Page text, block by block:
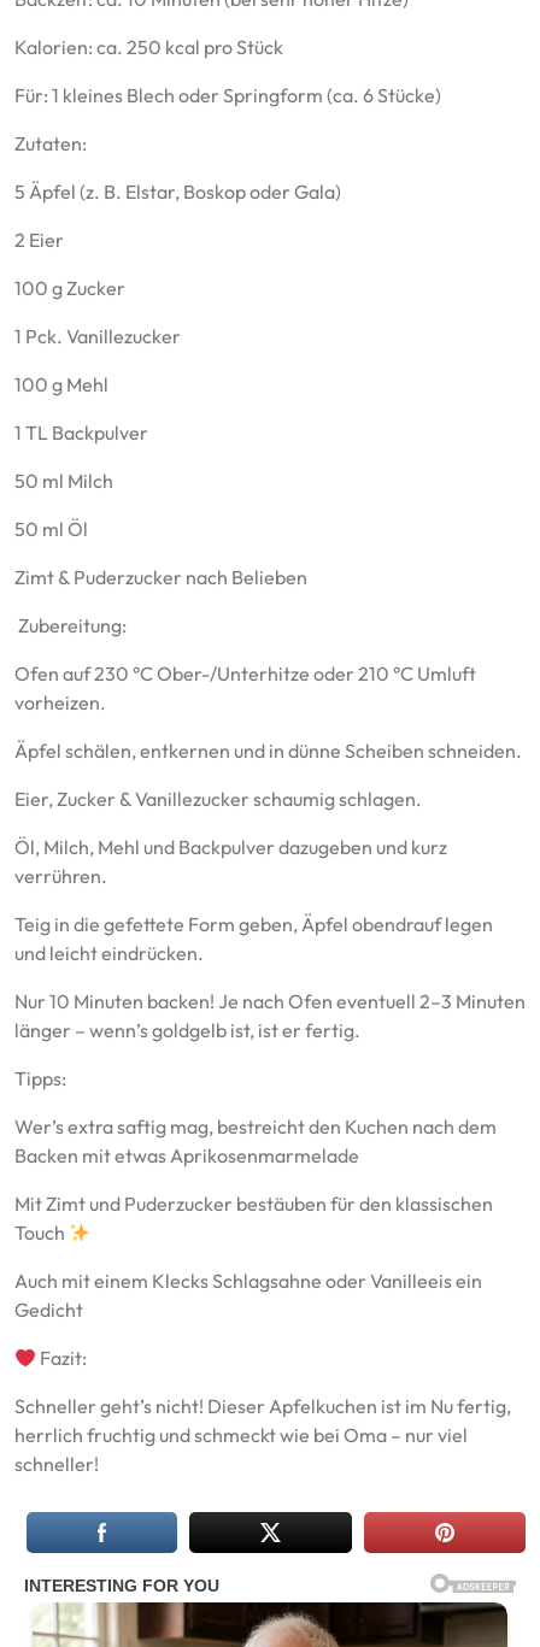
Kalorien: ca. 250 kcal pro Stück
Für: 1 kleines Blech oder Springform (ca. 6 Stücke)
Zutaten:
5 Äpfel (z. B. Elstar, Boskop oder Gala)
2 Eier
100 g Zucker
1 Pck. Vanillezucker
100 g Mehl
1 TL Backpulver
50 ml Milch
50 ml Öl
Zimt & Puderzucker nach Belieben
‍ Zubereitung:
Ofen auf 230 °C Ober-/Unterhitze oder 210 °C Umluft
vorheizen.
Äpfel schälen, entkernen und in dünne Scheiben schneiden.
Eier, Zucker & Vanillezucker schaumig schlagen.
Öl, Milch, Mehl und Backpulver dazugeben und kurz
verrühren.
Teig in die gefettete Form geben, Äpfel obendrauf legen
und leicht eindrücken.
Nur 10 Minuten backen! Je nach Ofen eventuell 2–3 Minuten
länger – wenn’s goldgelb ist, ist er fertig.
Tipps:
Wer’s extra saftig mag, bestreicht den Kuchen nach dem
Backen mit etwas Aprikosenmarmelade
Mit Zimt und Puderzucker bestäuben für den klassischen
Touch
Auch mit einem Klecks Schlagsahne oder Vanilleeis ein
Gedicht
Fazit:
Schneller geht’s nicht! Dieser Apfelkuchen ist im Nu fertig,
herrlich fruchtig und schmeckt wie bei Oma – nur viel
schneller!